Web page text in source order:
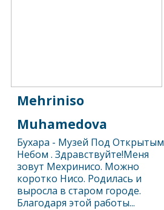
Mehriniso
Muhamedova
Бухара - Музей Под Открытым
Небом . Здравствуйте!Меня
зовут Мехринисо. Можно
коротко Нисо. Родилась и
выросла в старом городе.
Благодаря этой работы...